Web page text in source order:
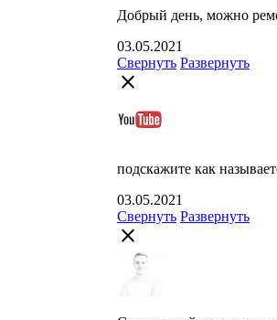
Добрый день, можно
03.05.2021
Свернуть Развернуть
close
подскажите как
03.05.2021
Свернуть Развернуть
close